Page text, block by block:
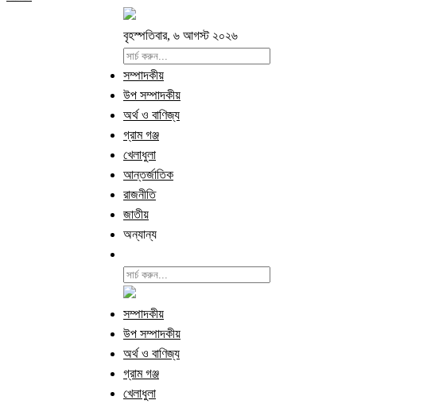
বৃহস্পতিবার, ৬ আগস্ট ২০২৬
সম্পাদকীয়
উপ সম্পাদকীয়
অর্থ ও বাণিজ্য
গ্রাম গঞ্জ
খেলাধুলা
আন্তর্জাতিক
রাজনীতি
জাতীয়
অন্যান্য
সম্পাদকীয়
উপ সম্পাদকীয়
অর্থ ও বাণিজ্য
গ্রাম গঞ্জ
খেলাধুলা